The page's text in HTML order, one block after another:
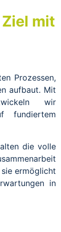
mit
Prozessen,
aufbaut. Mit
wir
fundiertem
die volle
ermöglicht
in